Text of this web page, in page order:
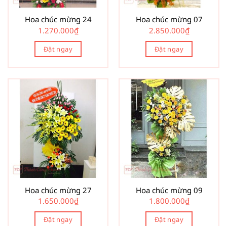
Hoa chúc mừng 24
1.270.000₫
Đặt ngay
Hoa chúc mừng 07
2.850.000₫
Đặt ngay
Hoa chúc mừng 27
1.650.000₫
Đặt ngay
Hoa chúc mừng 09
1.800.000₫
Đặt ngay